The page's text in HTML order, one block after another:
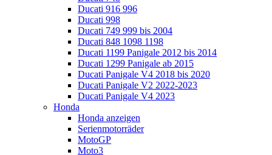
Ducati 916 996
Ducati 998
Ducati 749 999 bis 2004
Ducati 848 1098 1198
Ducati 1199 Panigale 2012 bis 2014
Ducati 1299 Panigale ab 2015
Ducati Panigale V4 2018 bis 2020
Ducati Panigale V2 2022-2023
Ducati Panigale V4 2023
Honda
Honda anzeigen
Serienmotorräder
MotoGP
Moto3